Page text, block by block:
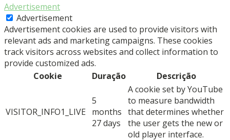
Advertisement
Advertisement
Advertisement cookies are used to provide visitors with
relevant ads and marketing campaigns. These cookies
track visitors across websites and collect information to
provide customized ads.
Cookie
Duração Descrição
VISITOR_INFO1_LIVE
5
months
27 days
A cookie set by YouTube
to measure bandwidth
that determines whether
the user gets the new or
old player interface.